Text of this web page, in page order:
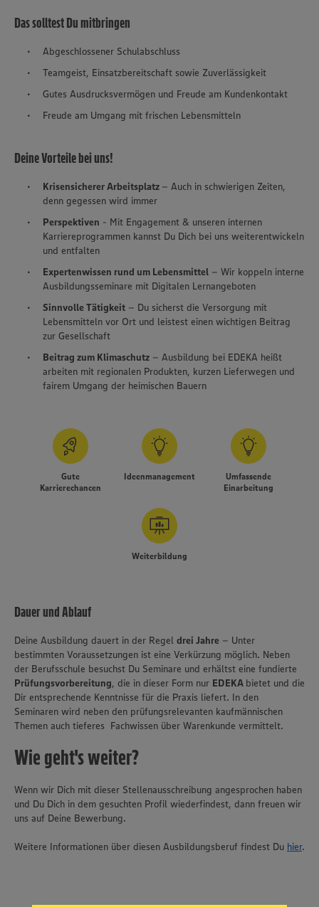
Wir setzen Cookies und andere Technologien ein, um Ihnen
ein bestmögliches Nutzungserlebnis unserer Website zu
Cookies und anderer Technologien ist freiwillig und kann
Das solltest Du mitbringen
Abgeschlossener Schulabschluss
Teamgeist, Einsatzbereitschaft sowie Zuverlässigkeit
Gutes Ausdrucksvermögen und Freude am Kundenkontakt
Freude am Umgang mit frischen Lebensmitteln
Deine Vorteile bei uns!
Krisensicherer Arbeitsplatz – Auch in schwierigen Zeiten,
denn gegessen wird immer
Perspektiven - Mit Engagement & unseren internen
Karriereprogrammen kannst Du Dich bei uns weiterentwickeln
und entfalten
Expertenwissen rund um Lebensmittel – Wir koppeln interne
Ausbildungsseminare mit Digitalen Lernangeboten
Sinnvolle Tätigkeit – Du sicherst die Versorgung mit
Lebensmitteln vor Ort und leistest einen wichtigen Beitrag
zur Gesellschaft
Beitrag zum Klimaschutz – Ausbildung bei EDEKA heißt
arbeiten mit regionalen Produkten, kurzen Lieferwegen und
fairem Umgang der heimischen Bauern
Gute
Karrierechancen
Ideenmanagement
Umfassende
Einarbeitung
Weiterbildung
Dauer und Ablauf
Deine Ausbildung dauert in der Regel drei Jahre – Unter
bestimmten Voraussetzungen ist eine Verkürzung möglich. Neben
der Berufsschule besuchst Du Seminare und erhältst eine fundierte
Prüfungsvorbereitung, die in dieser Form nur EDEKA bietet und die
Dir entsprechende Kenntnisse für die Praxis liefert. In den
Seminaren wird neben den prüfungsrelevanten kaufmännischen
Themen auch tieferes Fachwissen über Warenkunde vermittelt.
Wie geht's weiter?
Wenn wir Dich mit dieser Stellenausschreibung angesprochen haben
und Du Dich in dem gesuchten Profil wiederfindest, dann freuen wir
uns auf Deine Bewerbung.
Weitere Informationen über diesen Ausbildungsberuf findest Du hier.